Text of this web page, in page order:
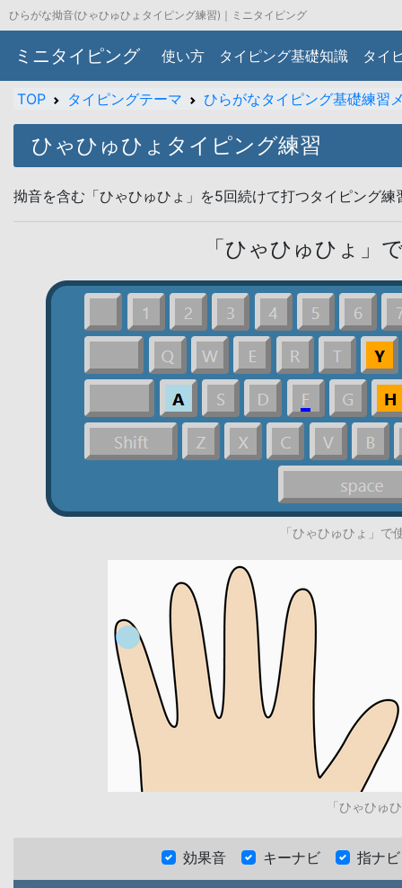
ひらがな拗音(ひゃひゅひょタイピング練習)｜ミニタイピング
ミニタイピング 使い方 タイピング基礎知識 タイ
TOP タイピングテーマ ひらがなタイピング基礎練習
ひゃひゅひょタイピング練習
拗音を含む「ひゃひゅひょ」を5回続けて打つタイピング練
「ひゃひゅひょ」
「ひゃひゅひょ」で
「ひゃひゅ
効果音 キーナビ 指ナビ